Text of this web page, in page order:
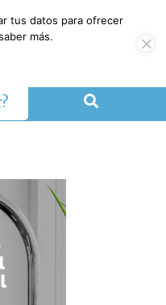
tus datos para ofrecer
más.